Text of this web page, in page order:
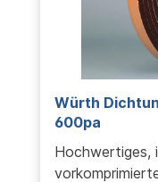
Würth
600pa
Hochwertiges,